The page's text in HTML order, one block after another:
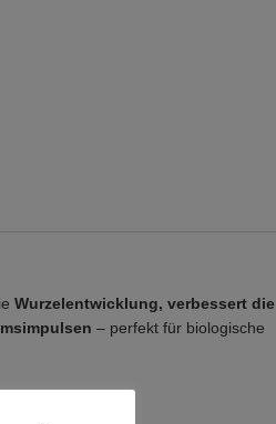
Wurzelentwicklung, verbessert die
– perfekt für biologische